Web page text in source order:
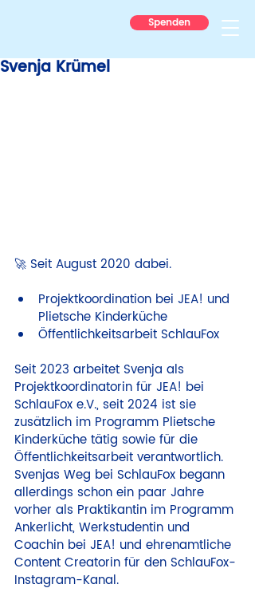
Spenden
Svenja Krümel
🚀 Seit August 2020 dabei.
Projektkoordination bei JEA! und
Plietsche Kinderküche
Öffentlichkeitsarbeit SchlauFox
Seit 2023 arbeitet Svenja als
Projektkoordinatorin für JEA! bei
SchlauFox e.V., seit 2024 ist sie
zusätzlich im Programm Plietsche
Kinderküche tätig sowie für die
Öffentlichkeitsarbeit verantwortlich.
Svenjas Weg bei SchlauFox begann
allerdings schon ein paar Jahre
vorher als Praktikantin im Programm
Ankerlicht, Werkstudentin und
Coachin bei JEA! und ehrenamtliche
Content Creatorin für den SchlauFox-
Instagram-Kanal.